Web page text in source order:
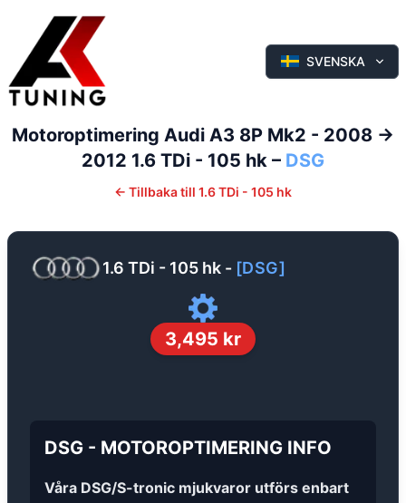
SVENSKA
Motoroptimering Audi A3 8P Mk2 - 2008 ->
2012 1.6 TDi - 105 hk – DSG
← Tillbaka till 1.6 TDi - 105 hk
1.6 TDi - 105 hk - [DSG]
3,495 kr
DSG - MOTOROPTIMERING INFO
Våra DSG/S-tronic mjukvaror utförs enbart